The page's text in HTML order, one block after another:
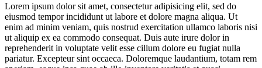
Lorem ipsum dolor sit amet, consectetur adipisicing elit, sed do
eiusmod tempor incididunt ut labore et dolore magna aliqua. Ut
enim ad minim veniam, quis nostrud exercitation ullamco laboris nisi
ut aliquip ex ea commodo consequat. Duis aute irure dolor in
reprehenderit in voluptate velit esse cillum dolore eu fugiat nulla
pariatur. Excepteur sint occaeca. Doloremque laudantium, totam rem